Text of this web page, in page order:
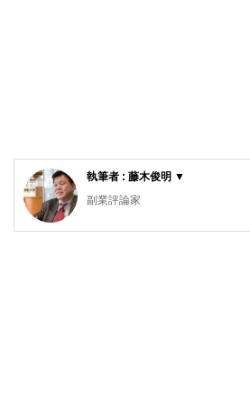
執筆者 : 藤木俊明 ▼
副業評論家
明治大学リバティアカデミー講師